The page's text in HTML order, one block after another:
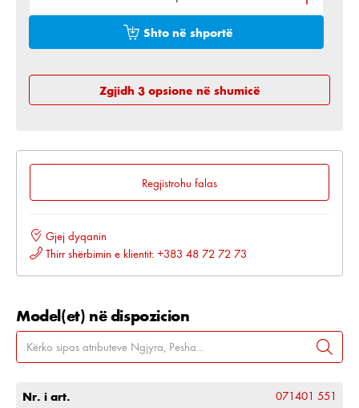
Shto në shportë
Zgjidh 3 opsione në shumicë
Regjistrohu falas
Gjej dyqanin
Thirr shërbimin e klientit: +383 48 72 72 73
Model(et) në dispozicion
Nr. i art. 071401 551